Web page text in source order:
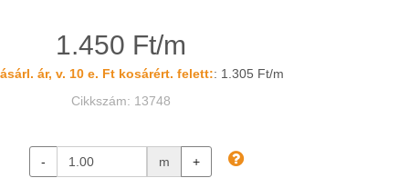
1.450 Ft/m
ár, v. 10 e. Ft kosárért. felett:: 1.305 Ft/m
Cikkszám: 13748
- m +